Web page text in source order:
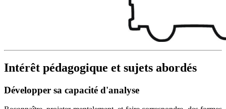
Intérêt pédagogique et sujets abordés
Développer sa capacité d'analyse